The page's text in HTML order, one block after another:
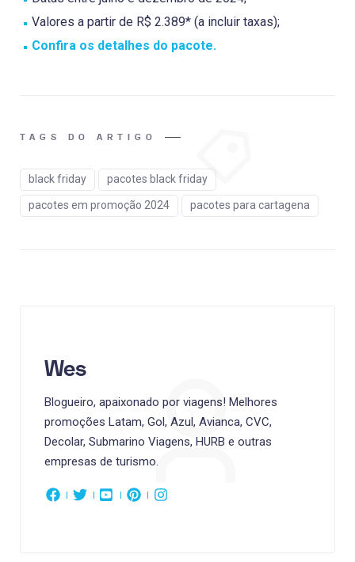
Valores a partir de R$ 2.389* (a incluir taxas);
Confira os detalhes do pacote.
TAGS DO ARTIGO
black friday pacotes black friday
pacotes em promoção 2024 pacotes para cartagena
Wes
Blogueiro, apaixonado por viagens! Melhores
promoções Latam, Gol, Azul, Avianca, CVC,
Decolar, Submarino Viagens, HURB e outras
empresas de turismo.